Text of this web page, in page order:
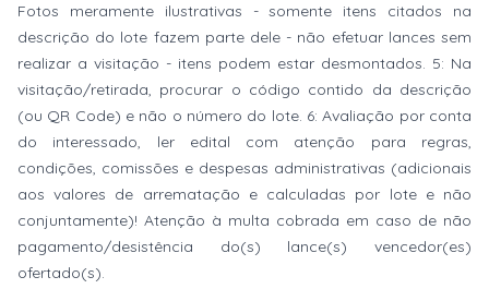
Fotos meramente ilustrativas - somente itens citados na
descrição do lote fazem parte dele - não efetuar lances sem
realizar a visitação - itens podem estar desmontados. 5: Na
visitação/retirada, procurar o código contido da descrição
(ou QR Code) e não o número do lote. 6: Avaliação por conta
do interessado, ler edital com atenção para regras,
condições, comissões e despesas administrativas (adicionais
aos valores de arrematação e calculadas por lote e não
conjuntamente)! Atenção à multa cobrada em caso de não
pagamento/desistência do(s) lance(s) vencedor(es)
ofertado(s).